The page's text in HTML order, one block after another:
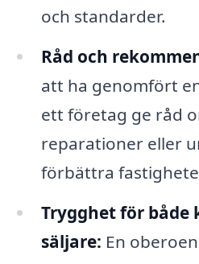
och standarder.
Råd och
att ha genomfört
ett företag ge råd
reparationer eller
förbättra
Trygghet för både
säljare: En